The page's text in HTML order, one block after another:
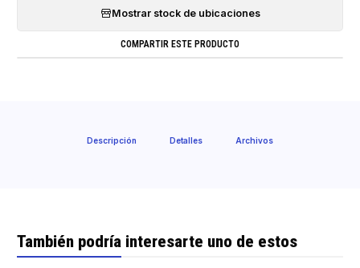
Mostrar stock de ubicaciones
COMPARTIR ESTE PRODUCTO
Descripción Detalles Archivos
También podría interesarte uno de estos